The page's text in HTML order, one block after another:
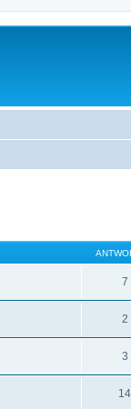
7
2
3
14